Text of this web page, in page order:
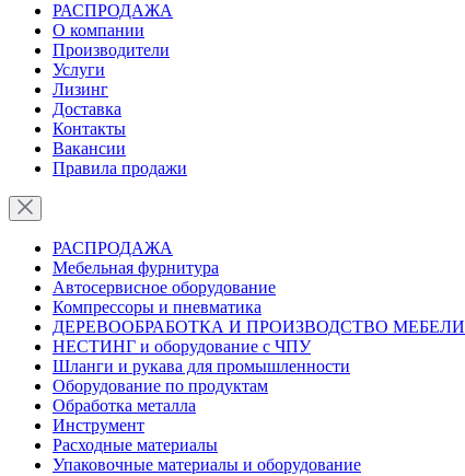
РАСПРОДАЖА
О компании
Производители
Услуги
Лизинг
Доставка
Контакты
Вакансии
Правила продажи
РАСПРОДАЖА
Мебельная фурнитура
Автосервисное оборудование
Компрессоры и пневматика
ДЕРЕВООБРАБОТКА И ПРОИЗВОДСТВО МЕБЕЛИ
НЕСТИНГ и оборудование с ЧПУ
Шланги и рукава для промышленности
Оборудование по продуктам
Обработка металла
Инструмент
Расходные материалы
Упаковочные материалы и оборудование